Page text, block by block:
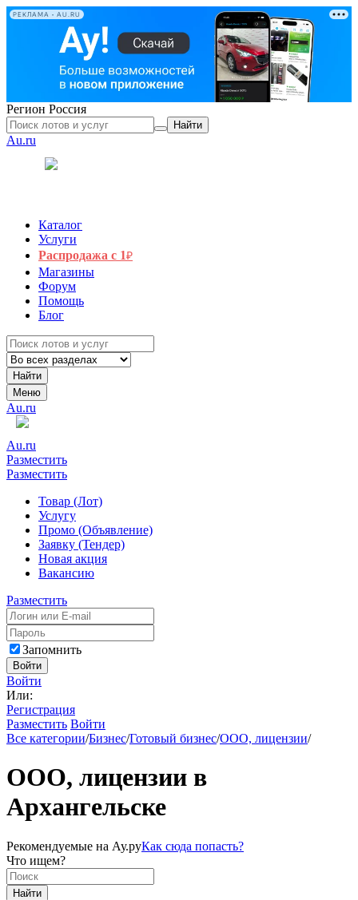
РЕКЛАМА • AU.RU
Регион Россия
Найти
Au.ru
Каталог
Услуги
Распродажа с 1₽
Магазины
Форум
Помощь
Блог
Найти
Меню
Au.ru
Au.ru
Разместить
Разместить
Товар (Лот)
Услугу
Промо (Объявление)
Заявку (Тендер)
Новая акция
Вакансию
Разместить
Запомнить
Войти
Войти
Или:
Регистрация
Разместить Войти
Все категории/Бизнес/Готовый бизнес/ООО, лицензии/
ООО, лицензии в
Архангельске
Рекомендуемые на Ау.руКак сюда попасть?
Что ищем?
Найти